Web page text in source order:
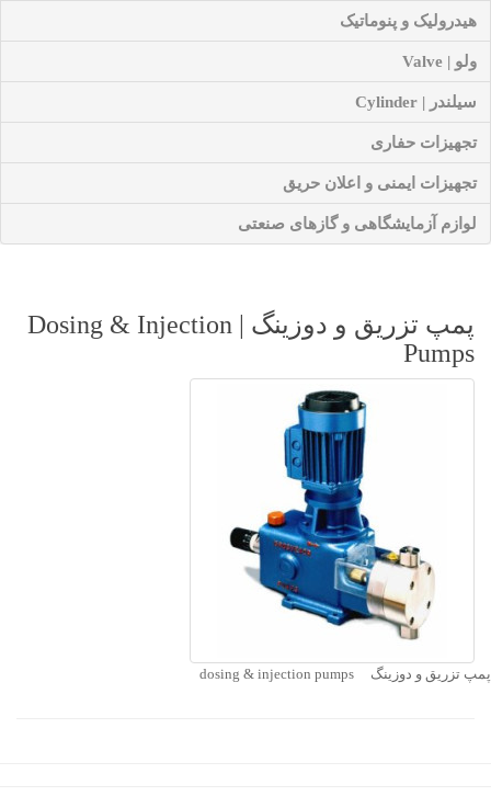
هیدرولیک و پنوماتیک
ولو | Valve
سیلندر | Cylinder
تجهیزات حفاری
تجهیزات ایمنی و اعلان حریق
لوازم آزمایشگاهی و گازهای صنعتی
پمپ تزریق و دوزینگ | Dosing & Injection
Pumps
پمپ تزریق و دوزینگ dosing & injection pumps